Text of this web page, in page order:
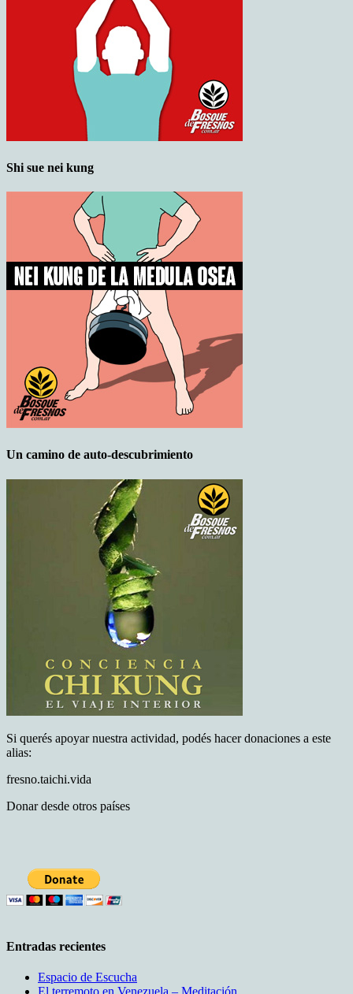
Shi sue nei kung
Un camino de auto-descubrimiento
Si querés apoyar nuestra actividad, podés hacer donaciones a este
alias:
fresno.taichi.vida
Donar desde otros países
Entradas recientes
Espacio de Escucha
El terremoto en Venezuela – Meditación